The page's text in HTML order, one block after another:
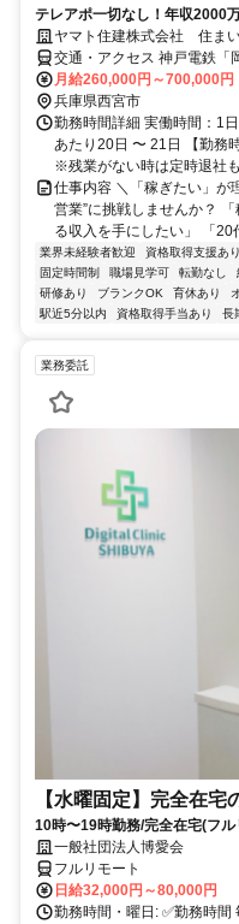
テレアポ一切なし！年収2000
ヤマト住建株式会社 住ま
交通・アクセス 神戸電鉄「
月給260,000円～700,000円
兵庫県西宮市
勤務時間詳細 実働時間：1
あたり20日 〜 21日 【勤務
※残業がない時は定時退社も
仕事内容 ＼「稼ぎたい」が
営業”に挑戦しませんか？
る収入を手にしたい」 「20
業界未経験者歓迎 資格取得支援あり
固定時間制
職場見学可 転勤なし
研修あり
ブランクOK 育休あり
駅近5分以内
資格取得手当あり 長
業務委託
【水曜固定】完全在
10時〜19時勤務/完全在宅(フ
業務一般社団法人博愛会
フルリモート
日給32,000円～80,000円
勤務時間・曜日: ✅勤務時